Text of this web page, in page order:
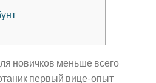
новичков меньше всего
первый вице-опыт